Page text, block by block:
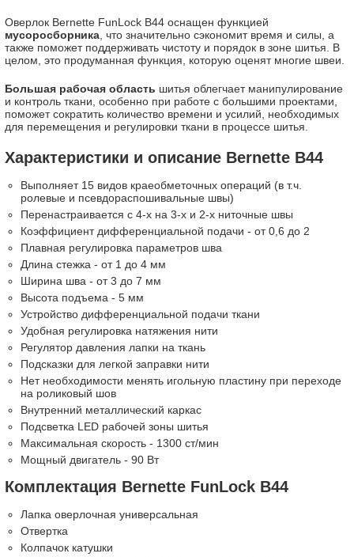
Оверлок Bernette FunLock B44 оснащен функцией
мусоросборника , что значительно сэкономит время и силы, а
также поможет поддерживать чистоту и порядок в зоне шитья. В
целом, это продуманная функция, которую оценят многие швеи.
Большая рабочая область шитья облегчает манипулирование
и контроль ткани, особенно при работе с большими проектами,
поможет сократить количество времени и усилий, необходимых
для перемещения и регулировки ткани в процессе шитья.
Характеристики и описание Bernette B44
Выполняет 15 видов краеобметочных операций (в т.ч.
ролевые и псевдораспошивальные швы)
Перенастраивается с 4-х на 3-х и 2-х ниточные швы
Коэффициент дифференциальной подачи - от 0,6 до 2
Плавная регулировка параметров шва
Длина стежка - от 1 до 4 мм
Ширина шва - от 3 до 7 мм
Высота подъема - 5 мм
Устройство дифференциальной подачи ткани
Удобная регулировка натяжения нити
Регулятор давления лапки на ткань
Подсказки для легкой заправки нити
Нет необходимости менять игольную пластину при переходе
на роликовый шов
Внутренний металлический каркас
Подсветка LED рабочей зоны шитья
Максимальная скорость - 1300 ст/мин
Мощный двигатель - 90 Вт
Комплектация Bernette FunLock B44
Лапка оверлочная универсальная
Отвертка
Колпачок катушки